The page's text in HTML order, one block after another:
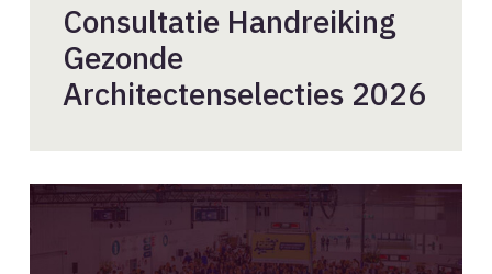
Consultatie Handreiking
Gezonde
Architectenselecties 2026